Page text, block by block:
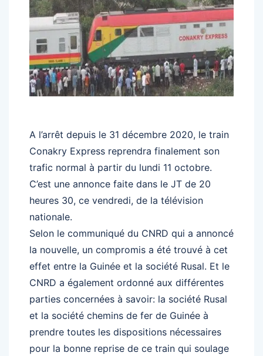
A l’arrêt depuis le 31 décembre 2020, le train
Conakry Express reprendra finalement son
trafic normal à partir du lundi 11 octobre.
C’est une annonce faite dans le JT de 20
heures 30, ce vendredi, de la télévision
nationale.
Selon le communiqué du CNRD qui a annoncé
la nouvelle, un compromis a été trouvé à cet
effet entre la Guinée et la société Rusal. Et le
CNRD a également ordonné aux différentes
parties concernées à savoir: la société Rusal
et la société chemins de fer de Guinée à
prendre toutes les dispositions nécessaires
pour la bonne reprise de ce train qui soulage